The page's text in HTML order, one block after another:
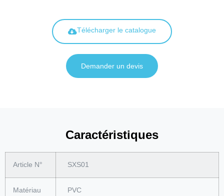
Télécharger le catalogue
Demander un devis
Caractéristiques
Article N° SXS01
Matériau
PVC